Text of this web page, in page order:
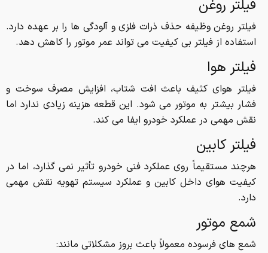
فیلتر روغن
فیلتر روغن وظیفه حذف ذرات فلزی و آلودگی ها را بر عهده دارد.
استفاده از فیلتر بی کیفیت می تواند عمر موتور را کاهش دهد.
فیلتر هوا
فیلتر هوای کثیف باعث افت شتاب، افزایش مصرف سوخت و
فشار بیشتر به موتور می شود. این قطعه هزینه زیادی ندارد اما
نقش مهمی در عملکرد خودرو ایفا می کند.
فیلتر کابین
هرچند مستقیماً روی عملکرد فنی خودرو تأثیر نمی گذارد، اما در
کیفیت هوای داخل کابین و عملکرد سیستم تهویه نقش مهمی
دارد.
شمع موتور
شمع های فرسوده معمولاً باعث بروز مشکلاتی مانند: